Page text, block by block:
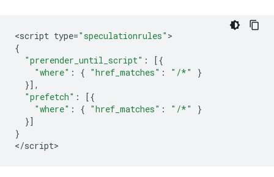
<script type="speculationrules"
{
"prerender_until_script" :
[{
"where" : { "href_matches" : "/*"
}
}],
"prefetch" :
[{
"where" : { "href_matches" : "/*"
}
}]
}
</script